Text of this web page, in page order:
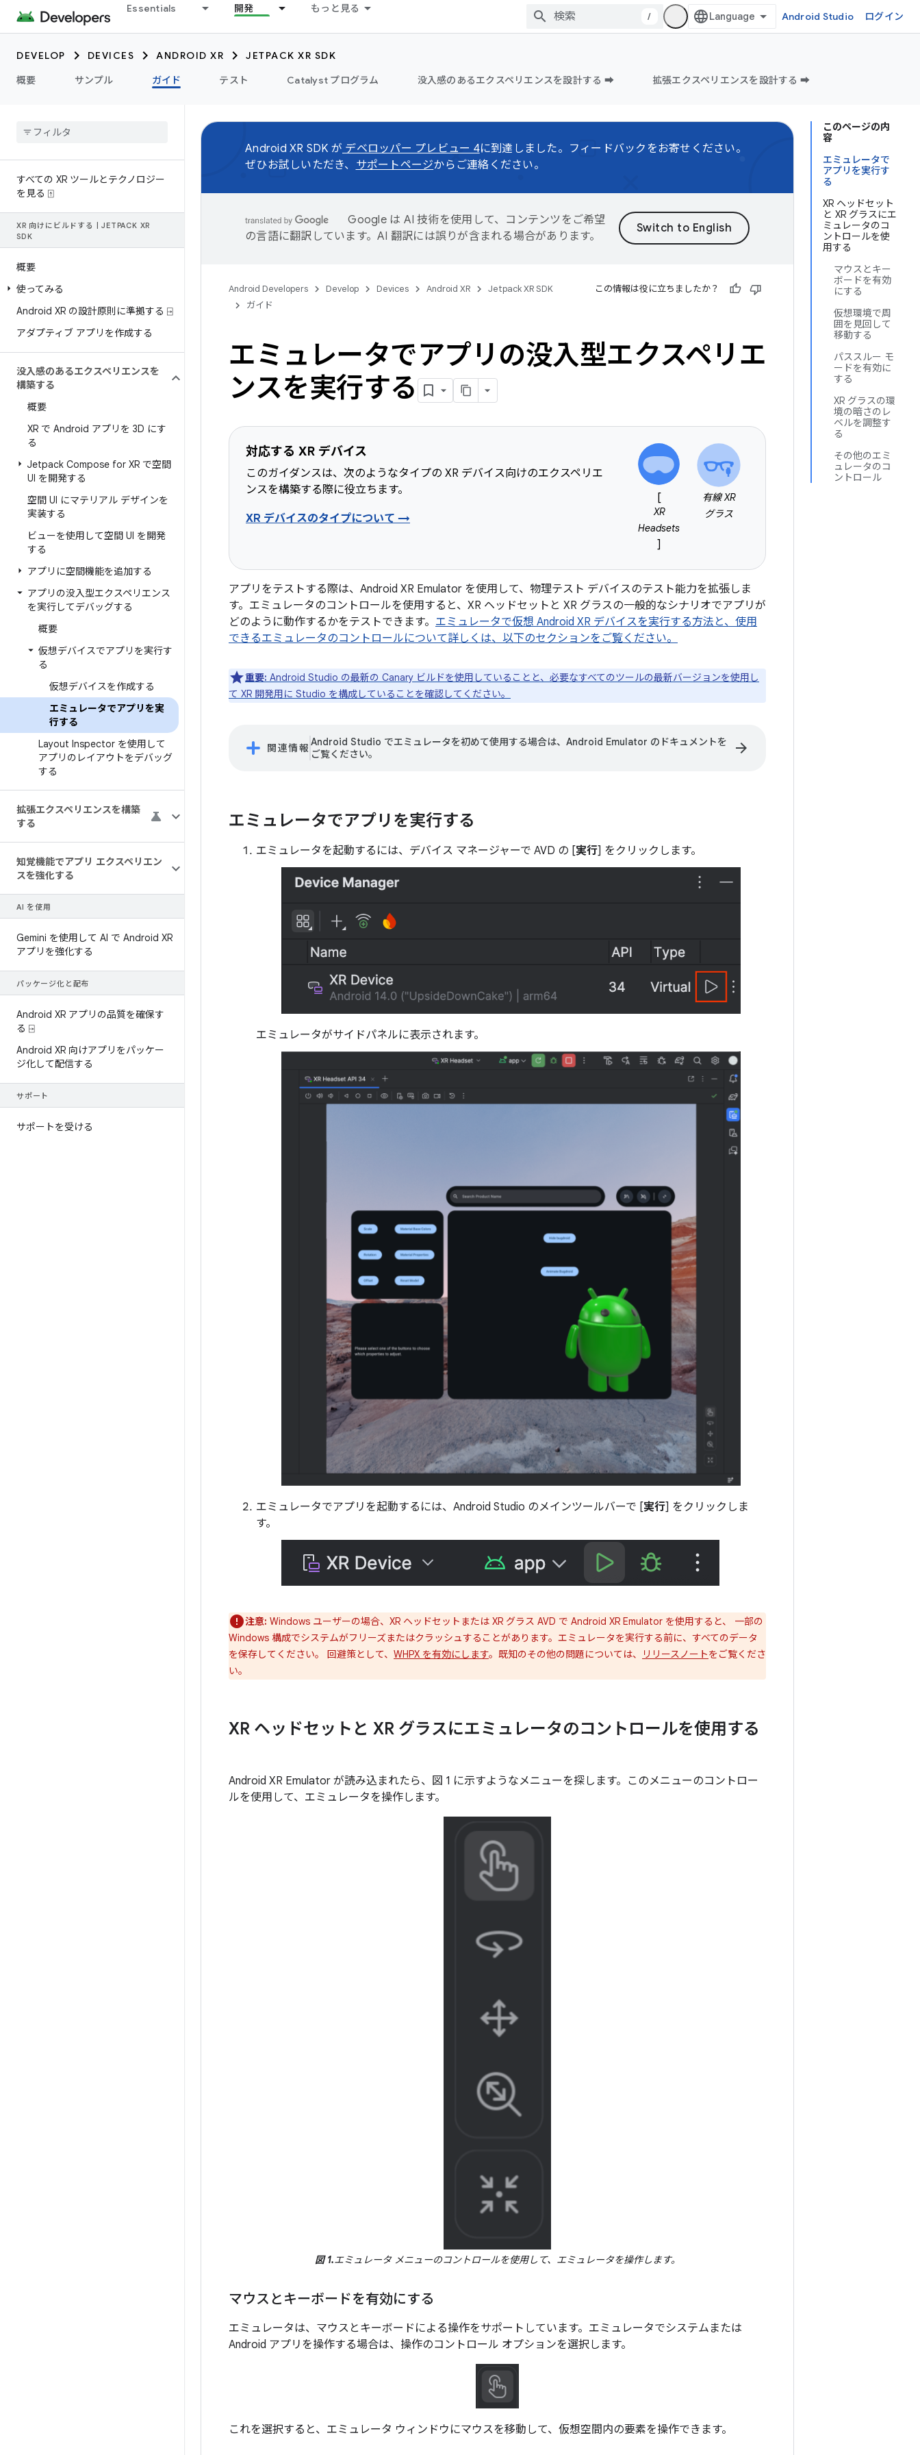
Essentials 開発 もっと見る
/ Android Studio ログイン
DEVELOP DEVICES ANDROID XR
JETPACK XR SDK
概要
サンプル ガイド テスト Catalyst プログラム 没入感のあるエクスペリエンスを設計する ➡️ 拡張エクスペリエンスを設計する ➡️
すべての XR ツールとテクノロジー
を見る ⍐
XR 向けにビルドする
JETPACK XR
SDK
概要
使ってみる
Android XR の設計原則に準拠する ⍈
アダプティブ アプリを作成する
没入感のあるエクスペリエンスを
構築する
概要
XR で Android アプリを 3D にす
る
Jetpack Compose for XR で空間
UI を開発する
空間 UI にマテリアル デザインを
実装する
ビューを使用して空間 UI を開発
する
アプリに空間機能を追加する
アプリの没入型エクスペリエンス
を実行してデバッグする
概要
仮想デバイスでアプリを実行す
る
仮想デバイスを作成する
エミュレータでアプリを実
行する
Layout Inspector を使用して
アプリのレイアウトをデバッグ
する
拡張エクスペリエンスを構築
する
知覚機能でアプリ エクスペリエン
スを強化する
AI を使用
Gemini を使用して AI で Android XR
アプリを強化する
パッケージ化と配布
Android XR アプリの品質を確保す
る ⍈
Android XR 向けアプリをパッケー
ジ化して配信する
サポート
サポートを受ける
このページの内
容
エミュレータで
アプリを実行す
る
XR ヘッドセット
と XR グラスにエ
ミュレータのコ
ントロールを使
用する
マウスとキー
ボードを有効
にする
仮想環境で周
囲を見回して
移動する
パススルー モ
ードを有効に
する
XR グラスの環
境の暗さのレ
ベルを調整す
る
その他のエミ
ュレータのコ
ントロール
Android XR SDK が デベロッパー プレビュー 4に到達しました。フィードバックをお寄せください。
ぜひお試しいただき、 サポートページからご連絡ください。
Google は AI 技術を使用して、コンテンツをご希望
の言語に翻訳しています。AI 翻訳には誤りが含まれる場合があります。
Android Developers Develop Devices Android XR
Jetpack XR SDK
ガイド
この情報は役に立ちましたか？
エミュレータでアプリの没入型エクスペリエ
ンスを実行する
対応する XR デバイス
このガイダンスは、次のようなタイプの XR デバイス向けのエクスペリエ
ンスを構築する際に役立ちます。
XR デバイスのタイプについて →
[
XR
Headsets
]
有線 XR
グラス
アプリをテストする際は、Android XR Emulator を使用して、物理テスト デバイスのテスト能力を拡張しま
す。エミュレータのコントロールを使用すると、XR ヘッドセットと XR グラスの一般的なシナリオでアプリが
どのように動作するかをテストできます。 エミュレータで仮想 Android XR デバイスを実行する方法と、使用
できるエミュレータのコントロールについて詳しくは、以下のセクションをご覧ください。
重要: Android Studio の最新の Canary ビルドを使用していることと、必要なすべてのツールの最新バージョンを使用し
て XR 開発用に Studio を構成していることを確認してください。
関連情報 Android Studio でエミュレータを初めて使用する場合は、Android Emulator のドキュメントを
ご覧ください。
arrow_forward
エミュレータでアプリを実行する
エミュレータを起動するには、デバイス マネージャーで AVD の [実行] をクリックします。
エミュレータがサイドパネルに表示されます。
エミュレータでアプリを起動するには、Android Studio のメインツールバーで [実行] をクリックしま
す。
注意: Windows ユーザーの場合、XR ヘッドセットまたは XR グラス AVD で Android XR Emulator を使用すると、 一部の
Windows 構成でシステムがフリーズまたはクラッシュすることがあります。エミュレータを実行する前に、すべてのデータ
を保存してください。 回避策として、 WHPX を有効にします。既知のその他の問題については、 リリースノートをご覧くださ
い。
XR ヘッドセットと XR グラスにエミュレータのコントロールを使用する
Android XR Emulator が読み込まれたら、図 1 に示すようなメニューを探します。このメニューのコントロー
ルを使用して、エミュレータを操作します。
図 1.エミュレータ メニューのコントロールを使用して、エミュレータを操作します。
マウスとキーボードを有効にする
エミュレータは、マウスとキーボードによる操作をサポートしています。エミュレータでシステムまたは
Android アプリを操作する場合は、操作のコントロール オプションを選択します。
これを選択すると、エミュレータ ウィンドウにマウスを移動して、仮想空間内の要素を操作できます。